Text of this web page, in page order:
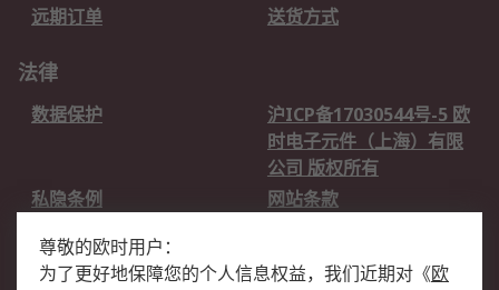
远期订单
送货方式
法律
数据保护
沪ICP备17030544号-5 欧
时电子元件（上海）有限
公司 版权所有
私隐条例
网站条款
尊敬的欧时用户：
为了更好地保障您的个人信息权益，我们近期对 《欧